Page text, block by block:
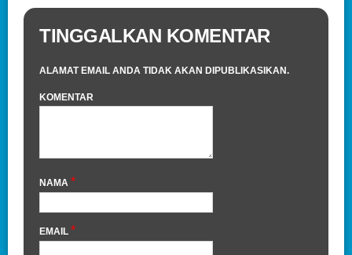
TINGGALKAN KOMENTAR
ALAMAT EMAIL ANDA TIDAK AKAN DIPUBLIKASIKAN.
KOMENTAR
NAMA *
EMAIL *